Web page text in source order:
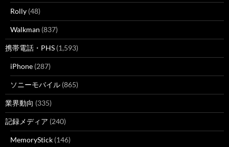
Rolly (48)
Walkman (837)
携帯電話・PHS (1,593)
iPhone (287)
ソニーモバイル (865)
業界動向 (335)
記録メディア (240)
MemoryStick (146)